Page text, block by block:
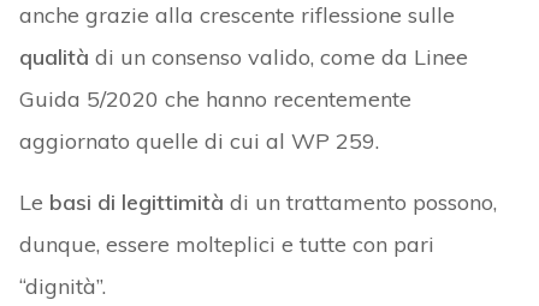
anche grazie alla crescente riflessione sulle
qualità di un consenso valido, come da Linee
Guida 5/2020 che hanno recentemente
aggiornato quelle di cui al WP 259.
Le basi di legittimità di un trattamento possono,
dunque, essere molteplici e tutte con pari
“dignità”.